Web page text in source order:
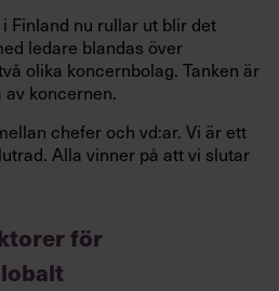
Finland nu rullar ut blir det
ledare blandas över
olika koncernbolag. Tanken är
koncernen.
chefer och vd:ar. Vi är ett
Alla vinner på att vi slutar
för